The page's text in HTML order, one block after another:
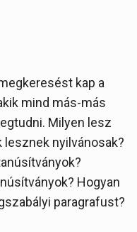
kap a
mind más-más
Milyen lesz
lesznek nyilvánosak?
Hogyan
paragrafust?